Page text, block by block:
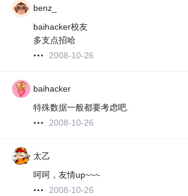
benz_
baihacker校友
多支点招哈
2008-10-26
baihacker
特殊数据一般都要考虑吧.
2008-10-26
太乙
呵呵，友情up~~~
2008-10-26